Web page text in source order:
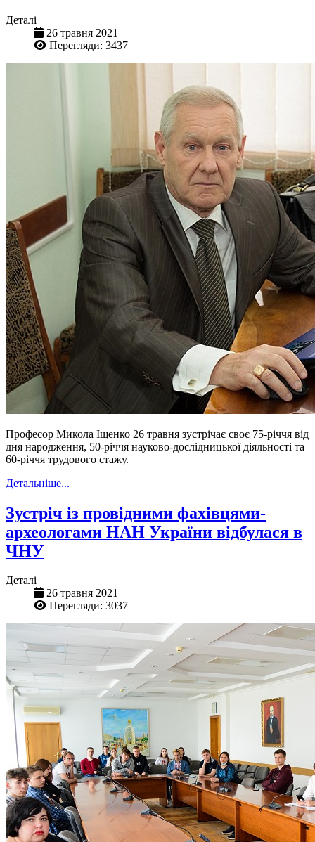
Деталі
26 травня 2021
Перегляди: 3437
Професор Микола Іщенко 26 травня зустрічає своє 75-річчя від
дня народження, 50-річчя науково-дослідницької діяльності та
60-річчя трудового стажу.
Детальніше...
Зустріч із провідними фахівцями-
археологами НАН України відбулася в
ЧНУ
Деталі
26 травня 2021
Перегляди: 3037